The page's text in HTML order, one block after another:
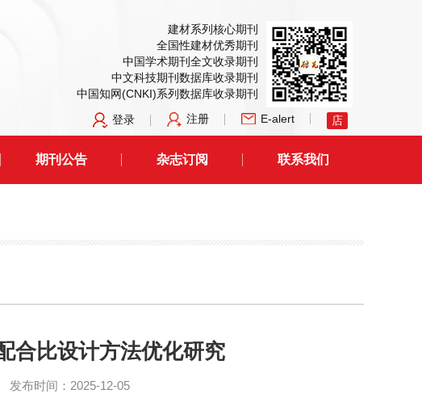
建材系列核心期刊
全国性建材优秀期刊
中国学术期刊全文收录期刊
中文科技期刊数据库收录期刊
中国知网(CNKI)系列数据库收录期刊
登录
注册 E-alert 店
期刊公告 杂志订阅 联系我们
合比设计方法优化研究
布时间：2025-12-05